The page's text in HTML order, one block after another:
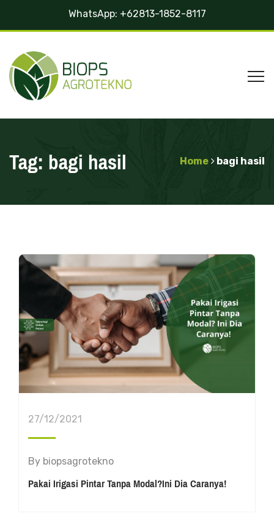
WhatsApp: +62813-1852-8117
Tag:bagi hasil Home bagi hasil
27/12/2021
By biopsagrotekno
Pakai Irigasi Pintar Tanpa Modal?Ini Dia Caranya!